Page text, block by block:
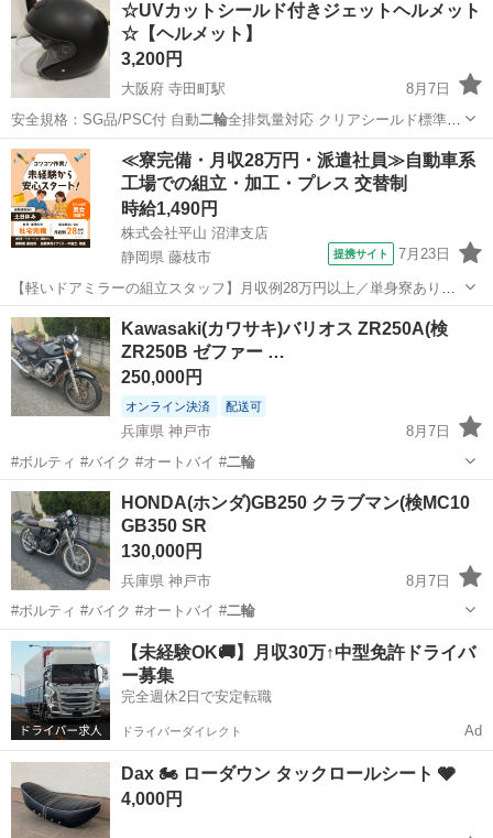
☆UVカットシールド付きジェットヘルメット
☆【ヘルメット】
3,200円
大阪府 寺田町駅
8月7日
安全規格：SG品/PSC付 自動二輪全排気量対応 クリアシールド標準装
備…
大阪 大阪市 寺田町駅 その他 ヘルメット
≪寮完備・月収28万円・派遣社員≫自動車系
工場での組立・加工・プレス 交替制
時給1,490円
株式会社平山 沼津支店
静岡県 藤枝市
提携サイト 7月23日
【軽いドアミラーの組立スタッフ】月収例28万円以上／単身寮あり／
年間休日121日／初めてさんも安心のカンタン作業 【未経験歓迎】軽
いドアミラーの組立スタッフ｜新設のキレイな工場◎男女活躍中！ 大
手自動車部品メーカーの新設工...
静岡 藤枝市
Kawasaki(カワサキ)バリオス ZR250A(検
ZR250B ゼファー …
250,000円
オンライン決済 配送可
兵庫県 神戸市
8月7日
#ボルティ #バイク #オートバイ #二輪
兵庫 神戸市
HONDA(ホンダ)GB250 クラブマン(検MC10
GB350 SR
130,000円
兵庫県 神戸市
8月7日
#ボルティ #バイク #オートバイ #二輪
兵庫 神戸市 ホンダ
【未経験OK🚚】月収30万↑中型免許ドライバ
ー募集
完全週休2日で安定転職
ドライバーダイレクト Ad
Dax 🏍️ ローダウン タックロールシート 🩶
4,000円